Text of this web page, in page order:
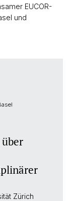
EUCOR-
und
Zürich